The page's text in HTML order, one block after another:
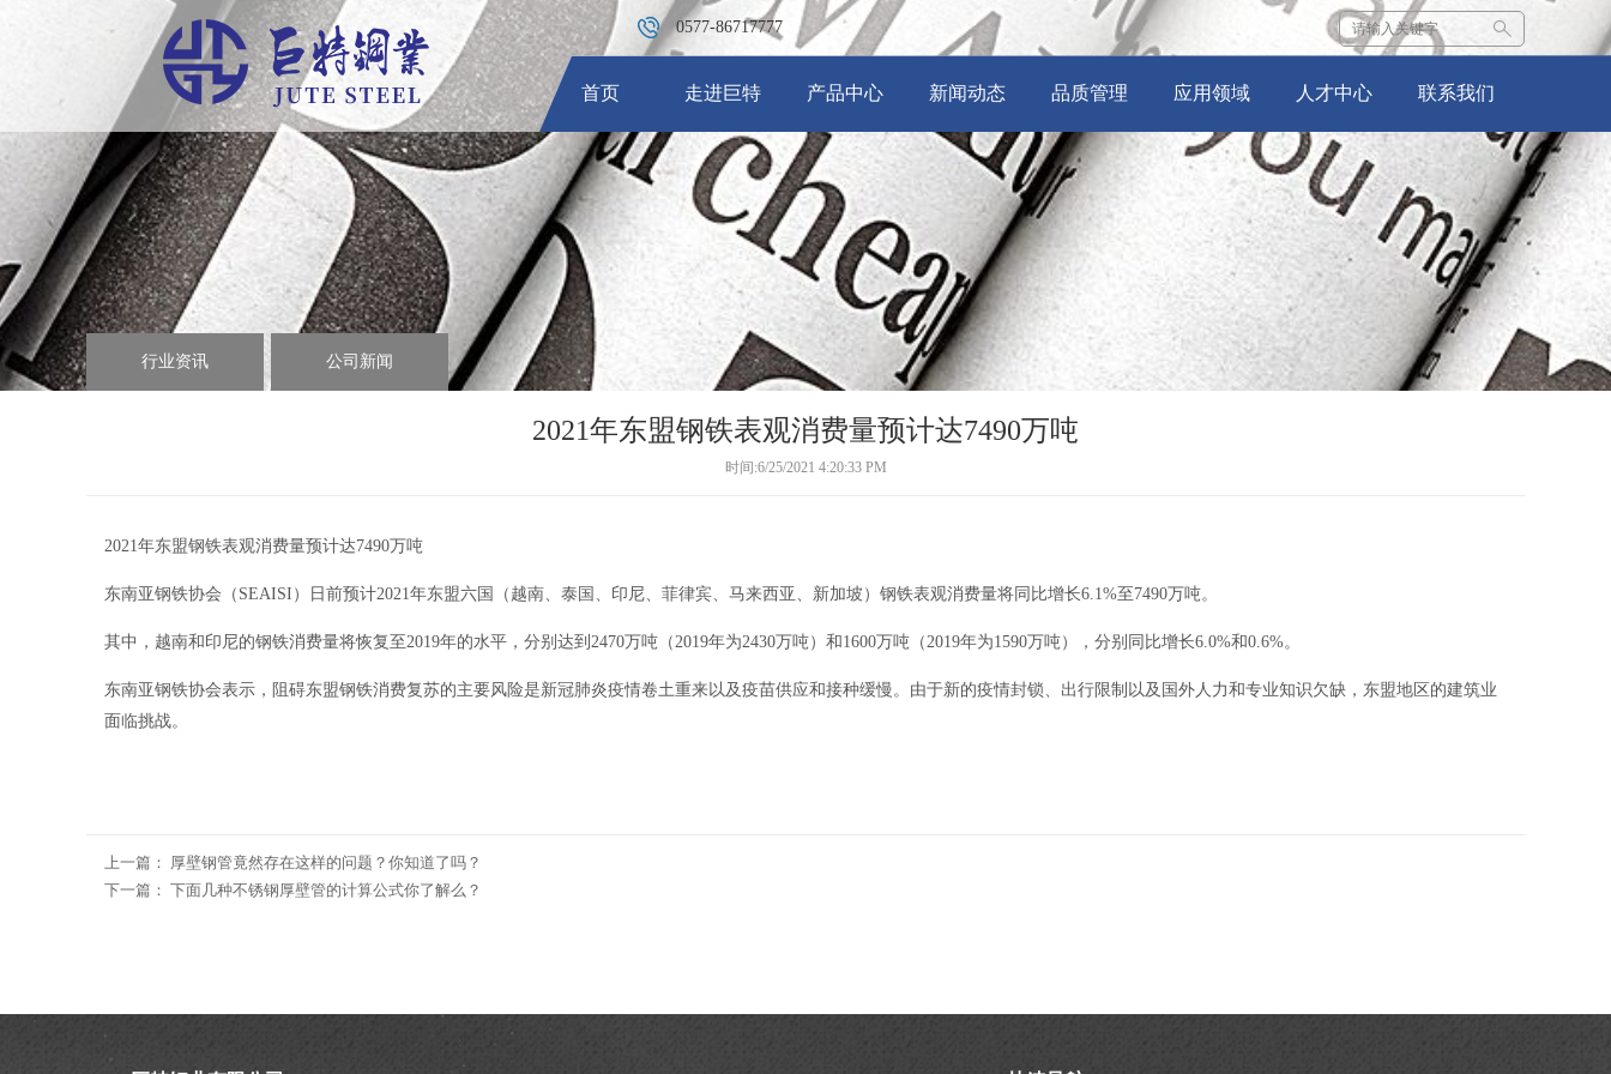
0577-86717777
首页 走进巨特
·企业简介 总裁致辞
企业文化 · 荣誉资质
精英团队
产品中心
·不锈钢厚壁管
大口径不锈钢厚壁管
新闻动态
行业资讯 公司新闻
品质管理
检测设备 ·生产设备
工艺流程
应用领域 人才中心 联系我们
行业资讯 公司新闻
2021年东盟钢铁表观消费量预计达7490万吨
时间:6/25/2021 4:20:33 PM
2021年东盟钢铁表观消费量预计达7490万吨
东南亚钢铁协会（SEAISI）日前预计2021年东盟六国（越南、泰国、印尼、菲律宾、马来西亚、新加坡）钢铁表观消费量将同比增长6.1%至7490万吨。
其中，越南和印尼的钢铁消费量将恢复至2019年的水平，分别达到2470万吨（2019年为2430万吨）和1600万吨（2019年为1590万吨），分别同比增长6.0%和0.6%。
东南亚钢铁协会表示，阻碍东盟钢铁消费复苏的主要风险是新冠肺炎疫情卷土重来以及疫苗供应和接种缓慢。由于新的疫情封锁、出行限制以及国外人力和专业知识欠缺，东盟地区的建筑业
面临挑战。
上一篇： 厚壁钢管竟然存在这样的问题？你知道了吗？
下一篇： 下面几种不锈钢厚壁管的计算公式你了解么？